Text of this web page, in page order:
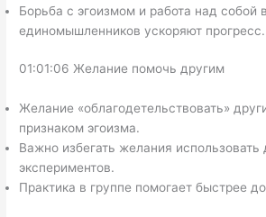
Борьба с эгоизмом и работа над собой
единомышленников ускоряют прогресс.
01:01:06 Желание помочь другим
Желание «облагодетельствовать»
признаком эгоизма.
Важно избегать желания использовать
экспериментов.
Практика в группе помогает быстрее